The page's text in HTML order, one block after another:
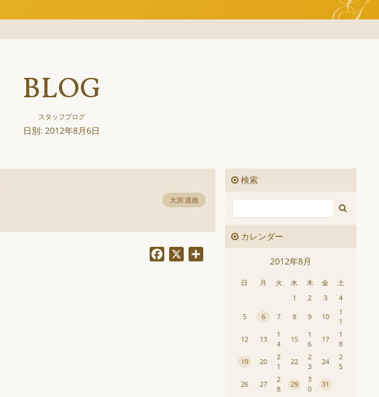
BLOG
スタッフブログ
日別: 2012年8月6日
大渕 道徳
Facebook
検索
カレンダー
2012年8月
日 月 火 水 木 金 土
1 2 3 4
5 6 7 8 9 10
1
1
12
13
1
4
15
1
6
17
1
8
19
20
2
1
22
2
3
24
2
5
26
27
2
8
29
3
0
31